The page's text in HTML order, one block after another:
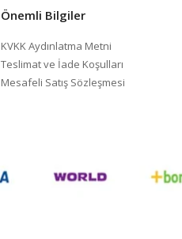
Önemli Bilgiler
KVKK Aydınlatma Metni
Teslimat ve İade Koşulları
Mesafeli Satış Sözleşmesi